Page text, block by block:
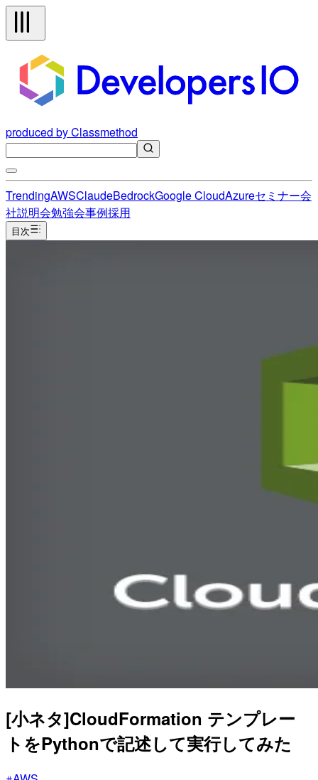
produced by Classmethod
TrendingAWSClaudeBedrockGoogle CloudAzureセミナー会
社説明会勉強会事例採用
目次
[小ネタ]CloudFormation テンプレー
トをPythonで記述して実行してみた